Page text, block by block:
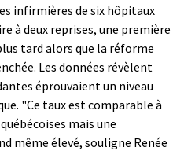
infirmières de six hôpitaux
à deux reprises, une première
tard alors que la réforme
Les données révèlent
éprouvaient un niveau
"Ce taux est comparable à
mais une
même élevé, souligne Renée